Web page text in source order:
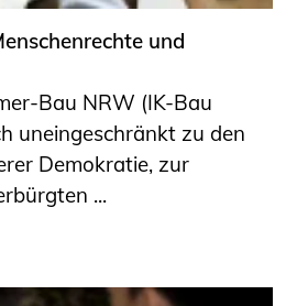
und
Bau NRW (IK-Bau
uneingeschränkt zu den
Demokratie, zur
...